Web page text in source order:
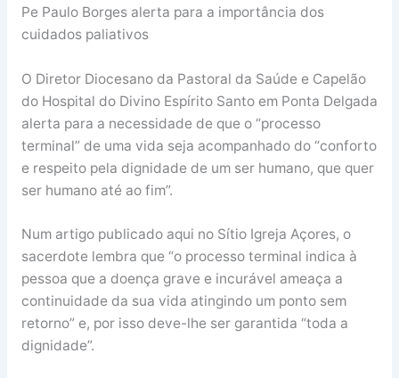
Pe Paulo Borges alerta para a importância dos
cuidados paliativos
O Diretor Diocesano da Pastoral da Saúde e Capelão
do Hospital do Divino Espírito Santo em Ponta Delgada
alerta para a necessidade de que o “processo
terminal” de uma vida seja acompanhado do “conforto
e respeito pela dignidade de um ser humano, que quer
ser humano até ao fim”.
Num artigo publicado aqui no Sítio Igreja Açores, o
sacerdote lembra que “o processo terminal indica à
pessoa que a doença grave e incurável ameaça a
continuidade da sua vida atingindo um ponto sem
retorno” e, por isso deve-lhe ser garantida “toda a
dignidade”.